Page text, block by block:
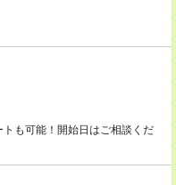
も可能！開始日はご相談くだ